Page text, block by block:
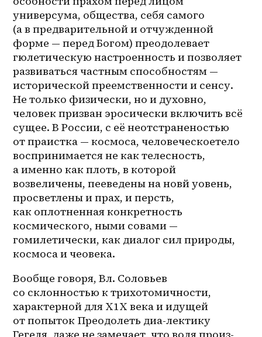
универсума, общества, себя самого
(а в предварительной и отчужденной
форме — перед Богом) преодолевает
гюлетическую настроенность и позволяет
развиваться частным способностям —
исторической преемственности и сенсу.
Не только физически, но и духовно,
человек призван эросически включить всё
сущее. В России, с её неотстраненостью
от праистка — космоса, человеческоетело
воспринимается не как телесность,
а именно как плоть, в которой
возвеличены, пееведены на новй уовень,
просветлены и прах, и персть,
как оплотненная конкретность
космического, ными совами —
гомилетически, как диалог сил природы,
космоса и чеовека.
Вообще говоря, Вл. Соловьев
со склонностью к трихотомичности,
характерной для Х1Х века и идущей
от попыток Преодолеть диа-лектику